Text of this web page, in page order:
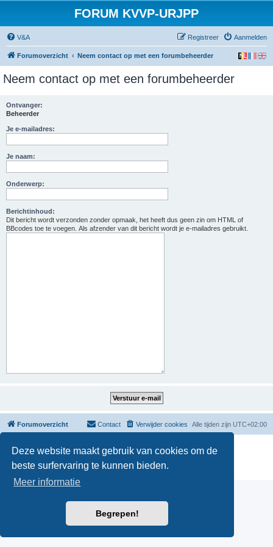
Deze website maakt gebruik van cookies om de
beste surfervaring te kunnen bieden.
Meer informatie
Begrepen!
FORUM KVVP-URJPP
V&A Aanmelden
Registreer
Forumoverzicht Neem contact op met een forumbeheerder
Neem contact op met een forumbeheerder
Ontvanger:
Beheerder
Je e-mailadres:
Je naam:
Onderwerp:
Berichtinhoud:
Dit bericht wordt verzonden zonder opmaak, het heeft dus geen zin om HTML of
BBcodes toe te voegen. Als afzender van dit bericht wordt je e-mailadres gebruikt.
Forumoverzicht Alle tijden zijn UTC+02:00
Verwijder cookies
Contact
Powered by phpBB® Forum Software © phpBB Limited
Nederlandse vertaling door
Privacy| Gebruikersvoorwaarden